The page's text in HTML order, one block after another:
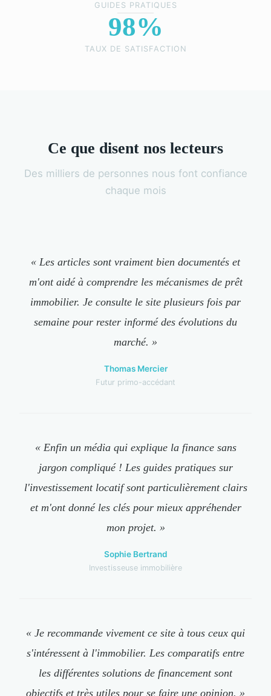
GUIDES PRATIQUES
98%
TAUX DE SATISFACTION
Ce que disent nos lecteurs
Des milliers de personnes nous font confiance
chaque mois
« Les articles sont vraiment bien documentés et
m'ont aidé à comprendre les mécanismes de prêt
immobilier. Je consulte le site plusieurs fois par
semaine pour rester informé des évolutions du
marché. »
Thomas Mercier
Futur primo-accédant
« Enfin un média qui explique la finance sans
jargon compliqué ! Les guides pratiques sur
l'investissement locatif sont particulièrement clairs
et m'ont donné les clés pour mieux appréhender
mon projet. »
Sophie Bertrand
Investisseuse immobilière
« Je recommande vivement ce site à tous ceux qui
s'intéressent à l'immobilier. Les comparatifs entre
les différentes solutions de financement sont
objectifs et très utiles pour se faire une opinion. »